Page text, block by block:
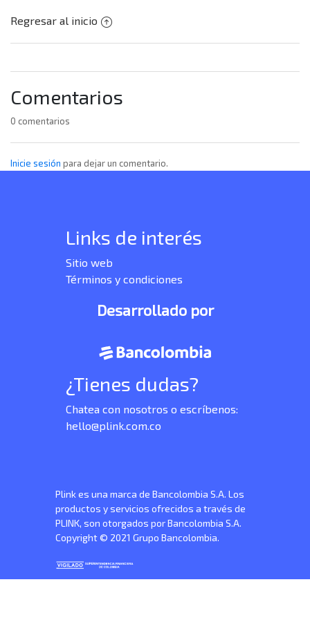
Regresar al inicio
Comentarios
0 comentarios
Inicie sesión para dejar un comentario.
Links de interés
Sitio web
Términos y condiciones
Desarrollado por
¿Tienes dudas?
Chatea con nosotros o escríbenos:
hello@plink.com.co
Plink es una marca de Bancolombia S.A. Los
productos y servicios ofrecidos a través de
PLINK, son otorgados por Bancolombia S.A.
Copyright © 2021 Grupo Bancolombia.